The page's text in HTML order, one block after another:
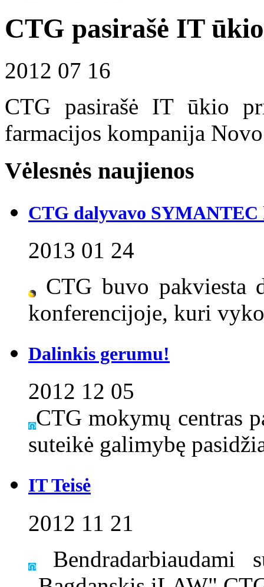
CTG pasirašė IT
2012 07 16
CTG pasirašė IT ūkio
farmacijos kompanija
Vėlesnės naujienos
CTG dalyvavo
2013 01 24
CTG buvo pakviesta
konferencijoje, kuri
Dalinkis gerumu!
2012 12 05
CTG mokymų centras
suteikė galimybę
IT Teisė
2012 11 21
Bendradarbiaudami